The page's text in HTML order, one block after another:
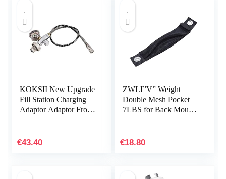
KOKSII New Upgrade
Fill Station Charging
Adaptor Adaptor From
for PCP Refill
€43.40
ZWLI”V” Weight
Double Mesh Pocket
7LBS for Back Mount
€18.80